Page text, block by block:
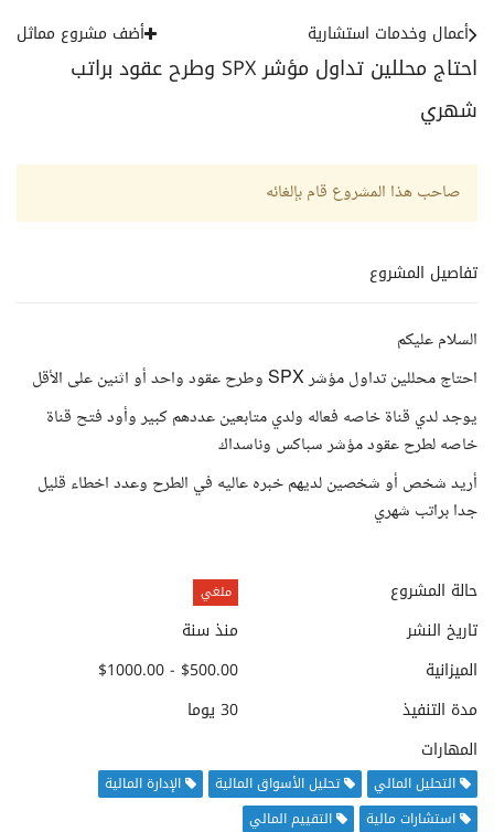
احتاج محللين تداول مؤشر SPX وطرح عقود براتب
شهري
أعمال وخدمات استشارية أضف مشروع مماثل
صاحب هذا المشروع قام بإلغائه
تفاصيل المشروع
السلام عليكم
احتاج محللين تداول مؤشر SPX وطرح عقود واحد أو اثنين على الأقل
يوجد لدي قناة خاصه فعاله ولدي متابعين عددهم كبير وأود فتح قناة
خاصه لطرح عقود مؤشر سباكس وناسداك
أريد شخص أو شخصين لديهم خبره عاليه في الطرح وعدد اخطاء قليل
جدا براتب شهري
حالة المشروع ملغي
تاريخ النشر
منذ سنة
الميزانية
$500.00 - $1000.00
مدة التنفيذ
30 يوما
المهارات
التحليل المالي تحليل الأسواق المالية
الإدارة المالية
استشارات مالية
التقييم المالي